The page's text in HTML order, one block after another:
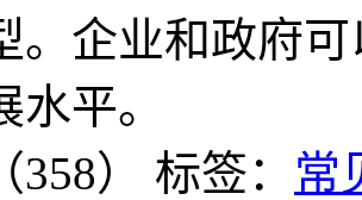
。企业和政府
水平。
358） 标签： 常